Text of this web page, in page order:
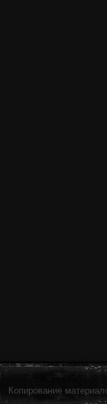
Копирование